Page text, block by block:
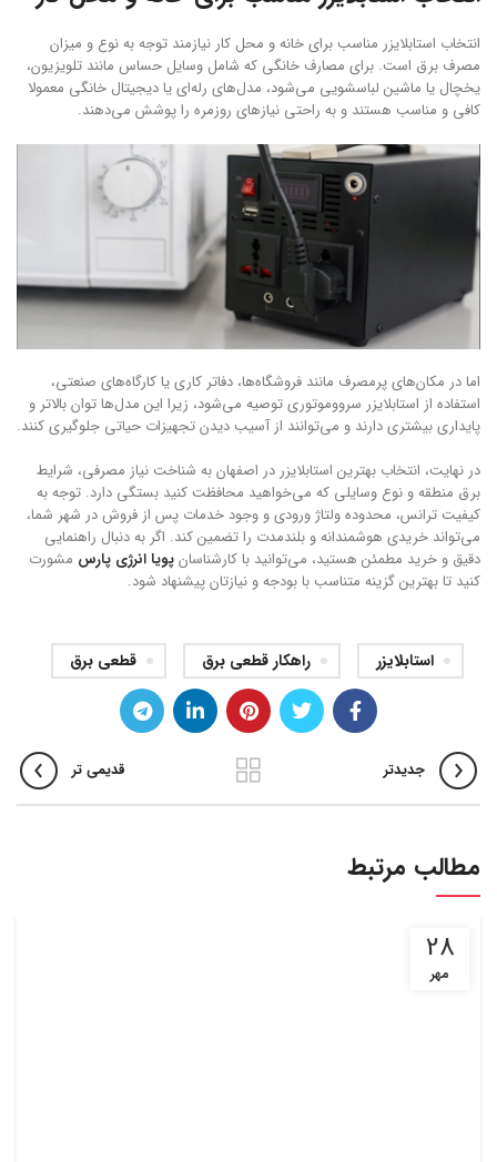
انتخاب استابلایزر مناسب برای خانه و محل کار نیازمند توجه به نوع و میزان
مصرف برق است. برای مصارف خانگی که شامل وسایل حساس مانند تلویزیون،
یخچال یا ماشین لباسشویی می‌شود، مدل‌های رله‌ای یا دیجیتال خانگی معمولا
کافی و مناسب هستند و به راحتی نیازهای روزمره را پوشش می‌دهند.
اما در مکان‌های پرمصرف مانند فروشگاه‌ها، دفاتر کاری یا کارگاه‌های صنعتی،
استفاده از استابلایزر سرووموتوری توصیه می‌شود، زیرا این مدل‌ها توان بالاتر و
پایداری بیشتری دارند و می‌توانند از آسیب دیدن تجهیزات حیاتی جلوگیری کنند.
در نهایت، انتخاب بهترین استابلایزر در اصفهان به شناخت نیاز مصرفی، شرایط
برق منطقه و نوع وسایلی که می‌خواهید محافظت کنید بستگی دارد. توجه به
کیفیت ترانس، محدوده ولتاژ ورودی و وجود خدمات پس از فروش در شهر شما،
می‌تواند خریدی هوشمندانه و بلندمدت را تضمین کند. اگر به دنبال راهنمایی
دقیق و خرید مطمئن هستید، می‌توانید با کارشناسانپویا انرژی پارس مشورت
کنید تا بهترین گزینه متناسب با بودجه و نیازتان پیشنهاد شود.
استابلایزر راهکار قطعی برق قطعی برق
جدیدتر قدیمی تر
مطالب مرتبط
28
مهر